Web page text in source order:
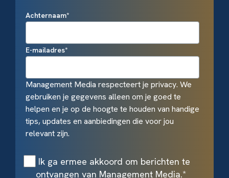
Achternaam*
E-mailadres*
Management Media respecteert je privacy. We
gebruiken je gegevens alleen om je goed te
helpen en je op de hoogte te houden van handige
tips, updates en aanbiedingen die voor jou
relevant zijn.
Ik ga ermee akkoord om berichten te
ontvangen van Management Media.*